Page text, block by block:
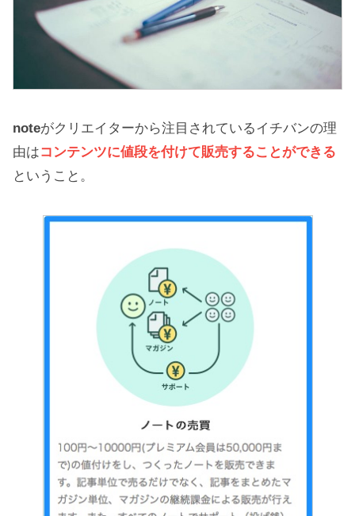
noteがクリエイターから注目されているイチバンの理
由はコンテンツに値段を付けて販売することができる
ということ。